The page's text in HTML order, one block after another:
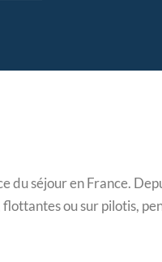
séjour en France.
ou sur pilotis,